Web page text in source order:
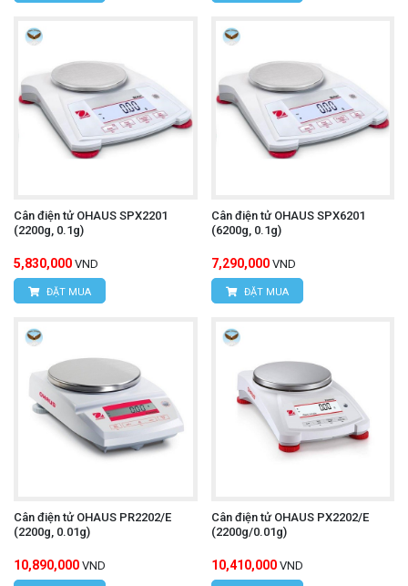
Cân điện tử OHAUS SPX2201
(2200g, 0.1g)
5,830,000 VND
ĐẶT MUA
Cân điện tử OHAUS SPX6201
(6200g, 0.1g)
7,290,000 VND
ĐẶT MUA
Cân điện tử OHAUS PR2202/E
(2200g, 0.01g)
10,890,000 VND
Cân điện tử OHAUS PX2202/E
(2200g/0.01g)
10,410,000 VND